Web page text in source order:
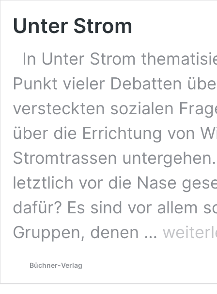
Unter Strom
In Unter Strom
Punkt vieler Debatten
versteckten sozialen
über die Errichtung von
Stromtrassen
letztlich vor die Nase
dafür? Es sind vor allem
Gruppen, denen …
Strom
Büchner-Verlag